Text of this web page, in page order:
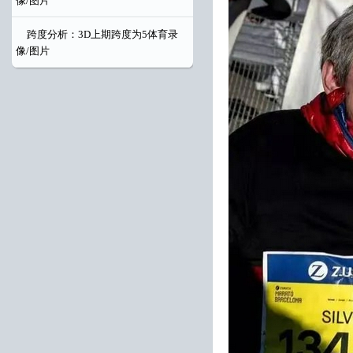
跨度分析：3D上期跨度为5体育录
像/图片